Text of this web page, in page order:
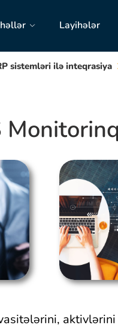
Layihələr
sistemləri ilə inteqrasiya
aktivlərini